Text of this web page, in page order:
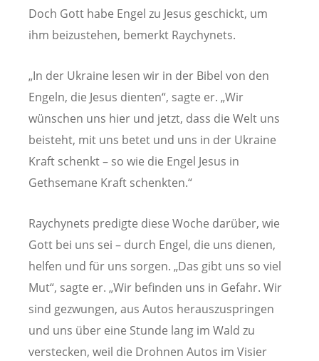
Doch Gott habe Engel zu Jesus geschickt, um
ihm beizustehen, bemerkt Raychynets.
„In der Ukraine lesen wir in der Bibel von den
Engeln, die Jesus dienten“, sagte er. „Wir
wünschen uns hier und jetzt, dass die Welt uns
beisteht, mit uns betet und uns in der Ukraine
Kraft schenkt – so wie die Engel Jesus in
Gethsemane Kraft schenkten.“
Raychynets predigte diese Woche darüber, wie
Gott bei uns sei – durch Engel, die uns dienen,
helfen und für uns sorgen. „Das gibt uns so viel
Mut“, sagte er. „Wir befinden uns in Gefahr. Wir
sind gezwungen, aus Autos herauszuspringen
und uns über eine Stunde lang im Wald zu
verstecken, weil die Drohnen Autos im Visier